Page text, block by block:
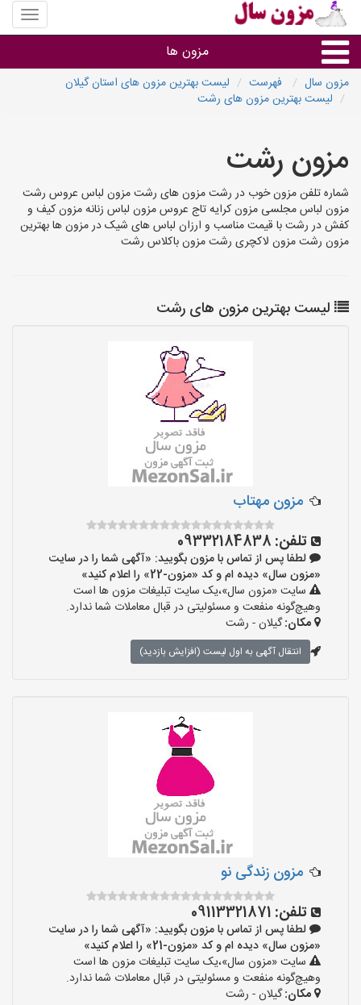
منوی
سایت
سال
مزون ها
گروه ها
مزون سال فهرست
لیست بهترین مزون های استان گیلان
لیست بهترین مزون های رشت
مزون رشت
شماره تلفن مزون خوب در رشت مزون های رشت مزون لباس عروس رشت
مزون لباس مجلسی مزون کرایه تاج عروس مزون لباس زنانه مزون کیف و
کفش در رشت با قیمت مناسب و ارزان لباس های شیک در مزون ها بهترین
مزون رشت مزون لاکچری رشت مزون باکلاس رشت
لیست بهترین مزون های رشت
مزون مهتاب
تلفن: 09332184838
لطفا پس از تماس با مزون بگویید: «آگهی شما را در سایت
«مزون سال» دیده ام و کد «مزون-22» را اعلام کنید»
سایت «مزون سال»،یک سایت تبلیغات مزون ها است
وهیچ‌گونه منفعت و مسئولیتی در قبال معاملات شما ندارد.
مکان:گیلان - رشت
انتقال آگهی به اول لیست (افزایش بازدید)
مزون زندگی نو
تلفن: 09113321871
لطفا پس از تماس با مزون بگویید: «آگهی شما را در سایت
«مزون سال» دیده ام و کد «مزون-21» را اعلام کنید»
سایت «مزون سال»،یک سایت تبلیغات مزون ها است
وهیچ‌گونه منفعت و مسئولیتی در قبال معاملات شما ندارد.
مکان:گیلان - رشت